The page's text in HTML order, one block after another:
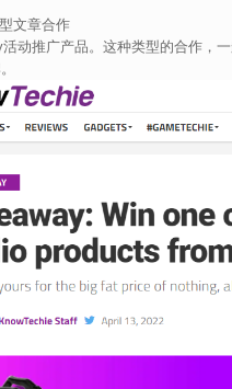
文章合作
动推广产品。这种类型的合作，